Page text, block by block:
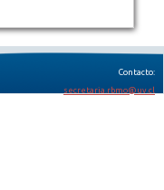
Contacto:
secretaria.rbmo@uv.cl